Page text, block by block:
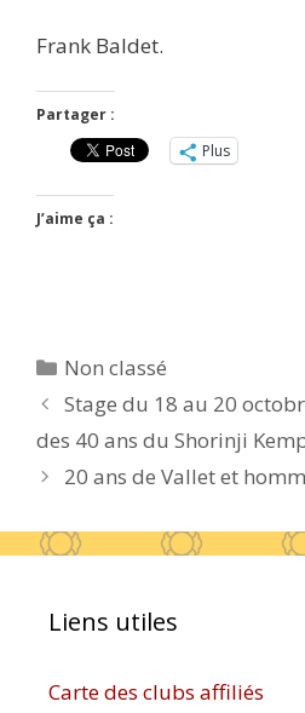
Frank Baldet.
Partager :
Plus
J’aime ça :
Catégories
Non classé
Stage du 18 au 20
des 40 ans du Shorinji
20 ans de Vallet et
Liens utiles
Carte des clubs affiliés